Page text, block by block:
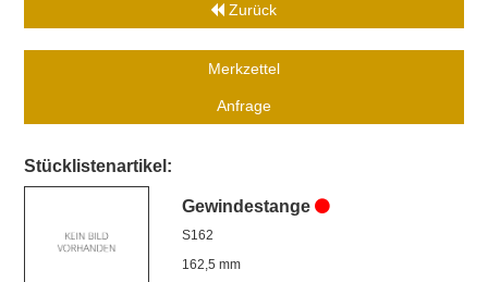
Zurück
Merkzettel
Anfrage
Stücklistenartikel:
Gewindestange
S162
162,5 mm